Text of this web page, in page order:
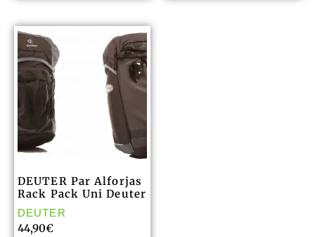
DEUTER Par Alforjas
Rack Pack Uni Deuter
DEUTER
44,90€